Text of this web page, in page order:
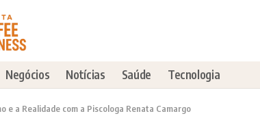
Negócios Notícias Saúde Tecnologia
e a Realidade com a Piscologa Renata Camargo